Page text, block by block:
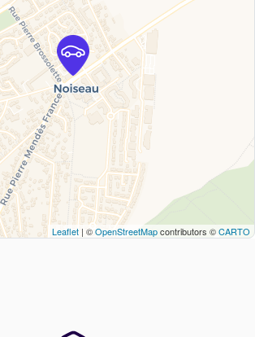
Leaflet | ©OpenStreetMapcontributors ©CARTO